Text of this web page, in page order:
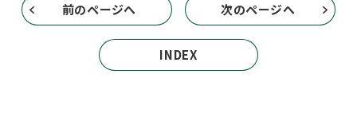
前のページへ
INDEX
次のページへ